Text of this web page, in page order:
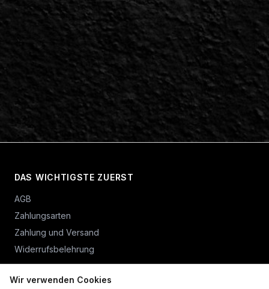
Wir verwenden Cookies
DAS WICHTIGSTE ZUERST
AGB
Zahlungsarten
Zahlung und Versand
Widerrufsbelehrung